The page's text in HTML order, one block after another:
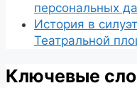
персональных
История в
Театральной
Ключевые